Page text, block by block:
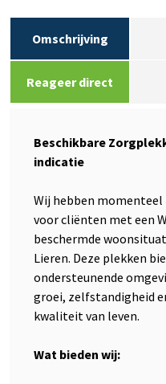
Omschrijving
Reageer direct
Beschikbare
indicatie
Wij hebben
voor cliënten met een
beschermde
Lieren. Deze plekken
ondersteunende
groei, zelfstandigheid
kwaliteit van leven.
Wat bieden wij: